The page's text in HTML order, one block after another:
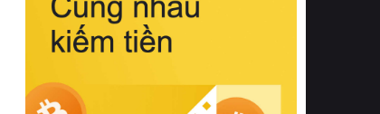
Bên cạnh đó, việc lựa chọn các dòng
sản phẩm đạt chuẩn chất lượng quốc
tế còn giúp ngăn ngừa tình trạng kích
khuẩn và nấm mốc trong điều kiện
thời tiết nóng ẩm. Bạn có thể tìm hiểu